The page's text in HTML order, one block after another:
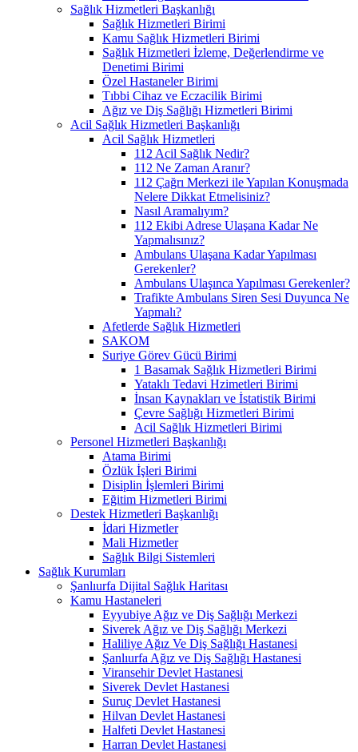
Sağlık Hizmetleri Başkanlığı
Sağlık Hizmetleri Birimi
Kamu Sağlık Hizmetleri Birimi
Sağlık Hizmetleri İzleme, Değerlendirme ve
Denetimi Birimi
Özel Hastaneler Birimi
Tıbbi Cihaz ve Eczacilik Birimi
Ağız ve Diş Sağlığı Hizmetleri Birimi
Acil Sağlık Hizmetleri Başkanlığı
Acil Sağlık Hizmetleri
112 Acil Sağlık Nedir?
112 Ne Zaman Aranır?
112 Çağrı Merkezi ile Yapılan Konuşmada
Nelere Dikkat Etmelisiniz?
Nasıl Aramalıyım?
112 Ekibi Adrese Ulaşana Kadar Ne
Yapmalısınız?
Ambulans Ulaşana Kadar Yapılması
Gerekenler?
Ambulans Ulaşınca Yapılması Gerekenler?
Trafikte Ambulans Siren Sesi Duyunca Ne
Yapmalı?
Afetlerde Sağlık Hizmetleri
SAKOM
Suriye Görev Gücü Birimi
1 Basamak Sağlık Hizmetleri Birimi
Yataklı Tedavi Hzimetleri Birimi
İnsan Kaynakları ve İstatistik Birimi
Çevre Sağlığı Hizmetleri Birimi
Acil Sağlık Hizmetleri Birimi
Personel Hizmetleri Başkanlığı
Atama Birimi
Özlük İşleri Birimi
Disiplin İşlemleri Birimi
Eğitim Hizmetleri Birimi
Destek Hizmetleri Başkanlığı
İdari Hizmetler
Mali Hizmetler
Sağlık Bilgi Sistemleri
Sağlık Kurumları
Şanlıurfa Dijital Sağlık Haritası
Kamu Hastaneleri
Eyyubiye Ağız ve Diş Sağlığı Merkezi
Siverek Ağız ve Diş Sağlığı Merkezi
Haliliye Ağız Ve Diş Sağlığı Hastanesi
Şanlıurfa Ağız ve Diş Sağlığı Hastanesi
Viransehir Devlet Hastanesi
Siverek Devlet Hastanesi
Suruç Devlet Hastanesi
Hilvan Devlet Hastanesi
Halfeti Devlet Hastanesi
Harran Devlet Hastanesi